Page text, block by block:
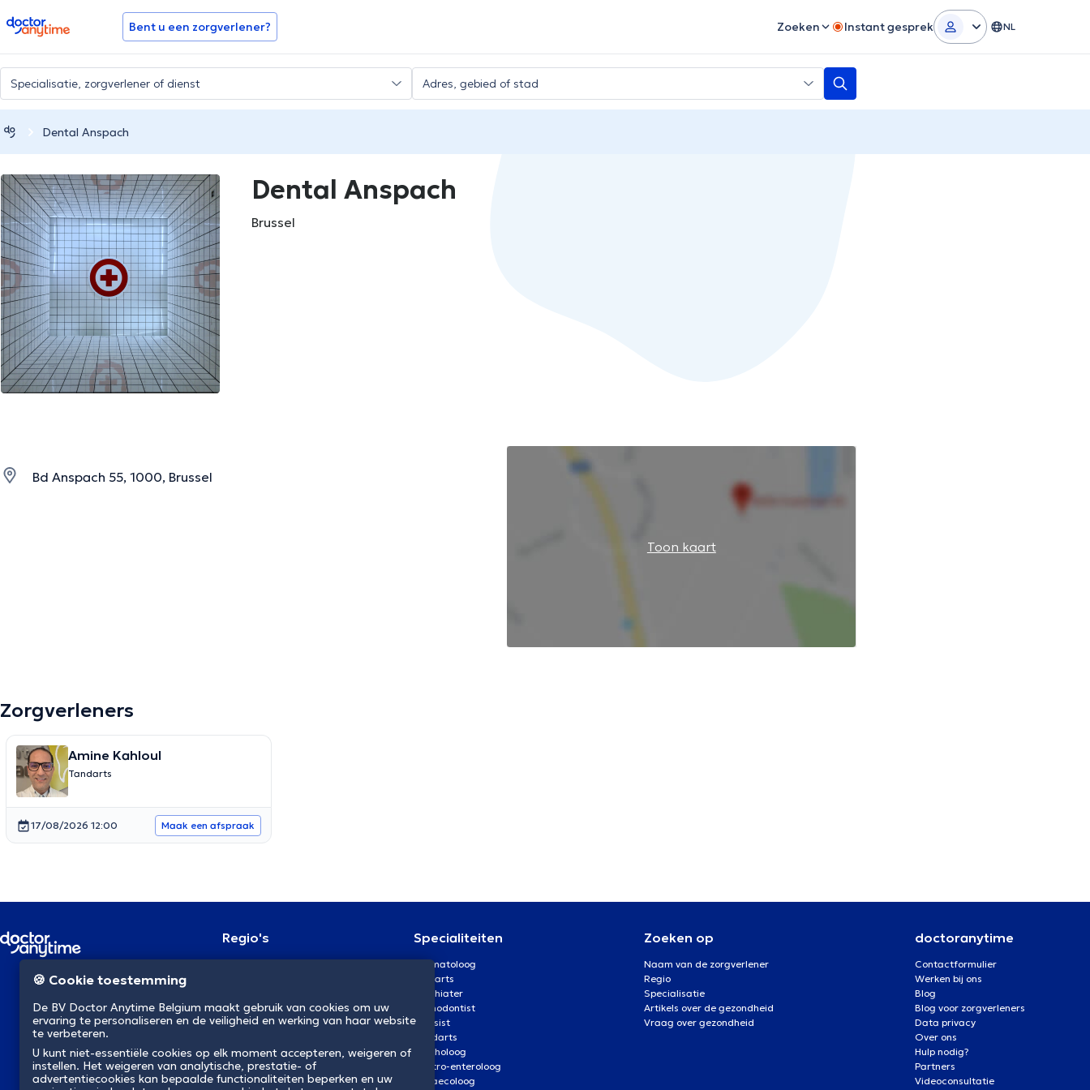
doctoranytime Bent u een zorgverlener? Zoeken Instant gesprek NL
Dental Anspach
Dental Anspach
Brussel
Bd Anspach 55, 1000, Brussel
Toon kaart
Zorgverleners
Amine Kahloul
Tandarts
17/08/2026 12:00 Maak een afspraak
NL
Regio's
Charleroi
Luik
Namen
Leuven
Mons
Specialiteiten
Dermatoloog
Oogarts
Psychiater
Orthodontist
Kinesist
Tandarts
Psycholoog
Gastro-enteroloog
Gynaecoloog
Zoeken op
Naam van de zorgverlener
Regio
Specialisatie
Artikels over de gezondheid
Vraag over gezondheid
doctoranytime
Contactformulier
Werken bij ons
Blog
Blog voor zorgverleners
Data privacy
Over ons
Hulp nodig?
Partners
Videoconsultatie
🍪 Cookie toestemming
De BV Doctor Anytime Belgium maakt gebruik van cookies om uw
ervaring te personaliseren en de veiligheid en werking van haar website
te verbeteren.
U kunt niet-essentiële cookies op elk moment accepteren, weigeren of
instellen. Het weigeren van analytische, prestatie- of
advertentiecookies kan bepaalde functionaliteiten beperken en uw